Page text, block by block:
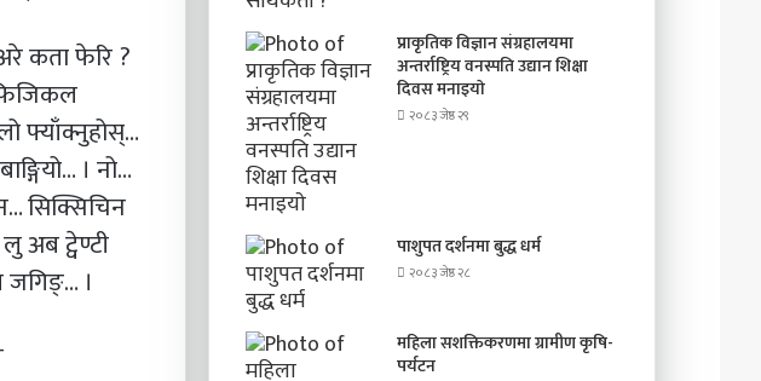
कता फेरि ?
फ्याँक्नुहोस्…
। नो…
सिक्सिचिन
अब ट्वेण्टी
।
प्राकृतिक विज्ञान संग्रहालयमा
अन्तर्राष्ट्रिय वनस्पति उद्यान शिक्षा
दिवस मनाइयाे
२०८३ जेष्ठ २९
पाशुपत दर्शनमा बुद्ध धर्म​
२०८३ जेष्ठ २८
महिला सशक्तिकरणमा ग्रामीण कृषि-
पर्यटन